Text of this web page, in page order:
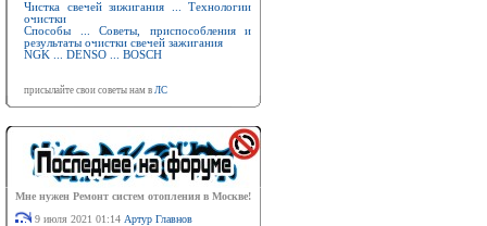
Чистка свечей зижигания ... Технологии
очистки
Способы ... Советы, приспособления и
результаты очистки свечей зажигания
NGK ... DENSO ... BOSCH
присылайте свои советы нам в ЛС
Мне нужен Ремонт систем отопления в Москве!
9 июля 2021 01:14 Артур Главнов